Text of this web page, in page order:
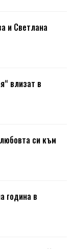
и Светлана
влизат в
си към
година в